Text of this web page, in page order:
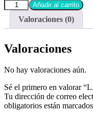
Añadir al carrito
Valoraciones (0)
Valoraciones
No hay valoraciones aún.
Sé el primero en valorar
Tu dirección de correo
obligatorios están